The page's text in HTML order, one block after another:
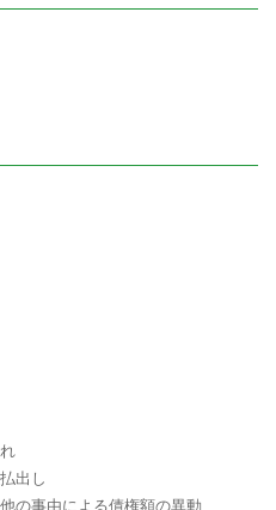
出し
の事由による債権額の異動